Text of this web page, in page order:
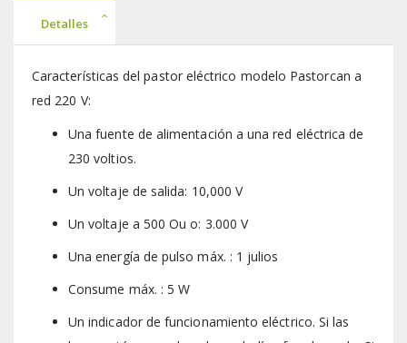
Detalles
Características del pastor eléctrico modelo Pastorcan a
red 220 V:
Una fuente de alimentación a una red eléctrica de
230 voltios.
Un voltaje de salida: 10,000 V
Un voltaje a 500 Ou o: 3.000 V
Una energía de pulso máx. : 1 julios
Consume máx. : 5 W
Un indicador de funcionamiento eléctrico. Si las